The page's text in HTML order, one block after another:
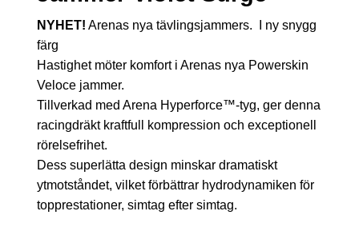
NYHET! Arenas nya tävlingsjammers. I ny snygg
färg
Hastighet möter komfort i Arenas nya Powerskin
Veloce jammer.
Tillverkad med Arena Hyperforce™-tyg, ger denna
racingdräkt kraftfull kompression och exceptionell
rörelsefrihet.
Dess superlätta design minskar dramatiskt
ytmotståndet, vilket förbättrar hydrodynamiken för
topprestationer, simtag efter simtag.